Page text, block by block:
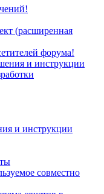
(расширенная
форума!
и инструкции
и инструкции
совместно